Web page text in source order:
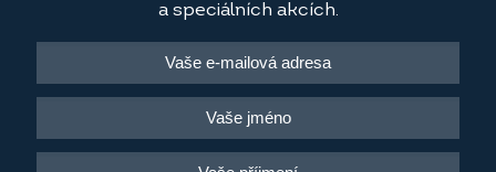
a speciálních akcích.